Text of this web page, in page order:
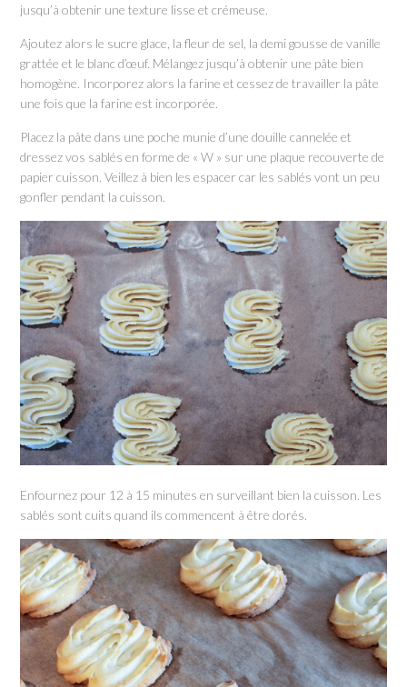
jusqu’à obtenir une texture lisse et crémeuse.
Ajoutez alors le sucre glace, la fleur de sel, la demi gousse de vanille
grattée et le blanc d’œuf. Mélangez jusqu’à obtenir une pâte bien
homogène. Incorporez alors la farine et cessez de travailler la pâte
une fois que la farine est incorporée.
Placez la pâte dans une poche munie d’une douille cannelée et
dressez vos sablés en forme de « W » sur une plaque recouverte de
papier cuisson. Veillez à bien les espacer car les sablés vont un peu
gonfler pendant la cuisson.
Enfournez pour 12 à 15 minutes en surveillant bien la cuisson. Les
sablés sont cuits quand ils commencent à être dorés.